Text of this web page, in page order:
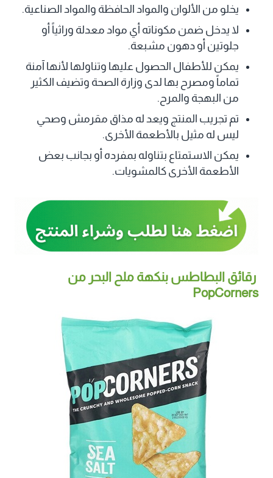
يخلو من الألوان والمواد الحافظة والمواد الصناعية.
لا يدخل ضمن مكوناته أي مواد معدلة وراثياً أو
جلوتين أو دهون مشبعة.
يمكن للأطفال الحصول عليها وتناولها لأنها آمنة
تماماً ومصرح بها لدى وزارة الصحة وتضيف الكثير
من البهجة والمرح.
تم تجريب المنتج ويعد له مذاق مقرمش وصحي
ليس له مثيل بالأطعمة الأخرى.
يمكن الاستمتاع بتناوله بمفرده أو بجانب بعض
الأطعمة الأخرى كالمشويات.
رقائق البطاطس بنكهة ملح البحر من
PopCorners